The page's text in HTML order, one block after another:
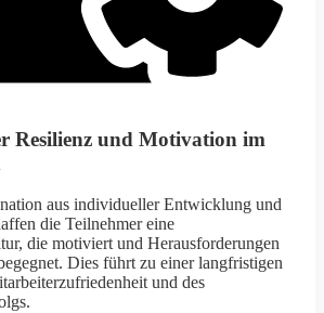
Resilienz und Motivation im
aus individueller Entwicklung und
die Teilnehmer eine
die motiviert und Herausforderungen
Dies führt zu einer langfristigen
und des